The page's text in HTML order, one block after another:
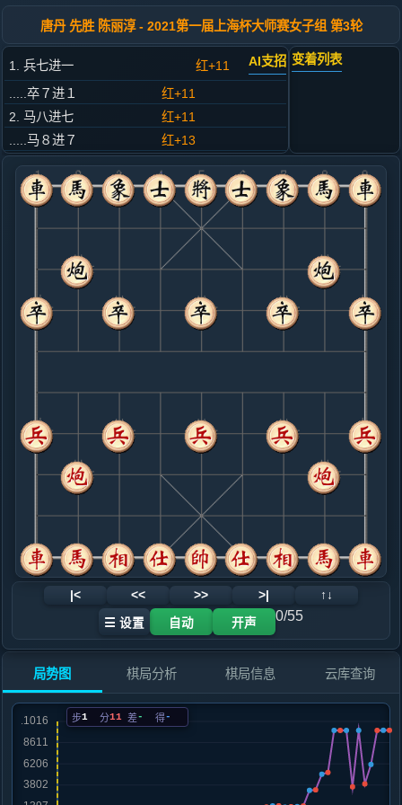
唐丹 先胜 陈丽淳 - 2021第一届上海杯大师赛女子组 第3轮
1. 兵七进一 红+11 AI支招
.....卒７进１
红+11
2. 马八进七
红+11
.....马８进７
红+13
3. 车九进一
红+12
.....象３进５
红+11
4. 马二进一
红+2
.....车９进１
红+3
5. 相三进五
红+0
.....车９平３
6. 兵三进一
红+0
车九平四
.....卒７进１
红+0
7. 车一平三
红+0
8. 车三进四
黑+6
.....卒３进１
黑+4
9. 相五进七
黑+3
.....车３进３
10. 马七进六
红+19
.....车３进１
红+32
马７进６
红+18
.....车３退１
红+17
12. 车九平四
红+19
红+319
士４进５
红+202
.....砲２平８
红+288
14. 车四进六
红+348
.....砲８平９
红+281
15. 车三平二
红+296
.....马２进３
16. 马一进三
.....车１平２
变着列表
|< << >> >| ↑↓
☰ 设置 自动 开声 0/55
局势图 棋局分析 棋局信息 云库查询
步1 分11 差- 得-